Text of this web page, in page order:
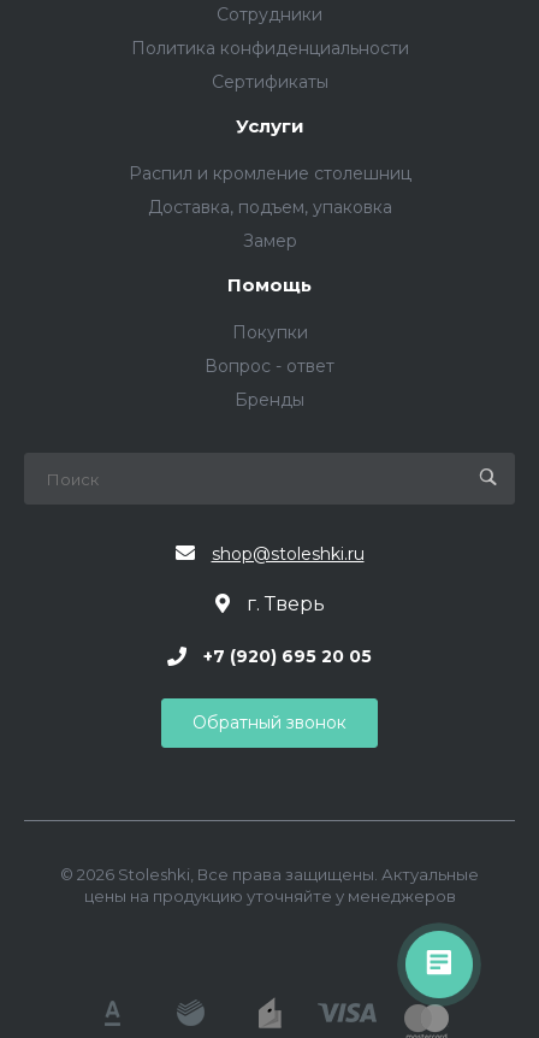
Сотрудники
Политика конфиденциальности
Сертификаты
Услуги
Распил и кромление столешниц
Доставка, подъем, упаковка
Замер
Помощь
Покупки
Вопрос - ответ
Бренды
shop@stoleshki.ru
г. Тверь
+7 (920) 695 20 05
Обратный звонок
© 2026 Stoleshki, Все права защищены. Актуальные
цены на продукцию уточняйте у менеджеров